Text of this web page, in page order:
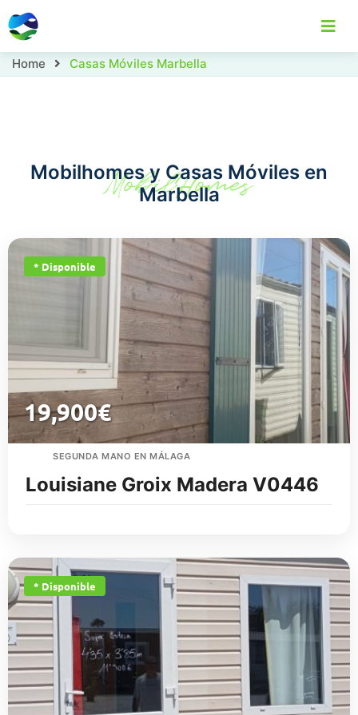
Home Casas Móviles Marbella
MobilHomes
Mobilhomes y Casas Móviles en
Marbella
* Disponible
19,900€
SEGUNDA MANO EN MÁLAGA
Louisiane Groix Madera V0446
* Disponible